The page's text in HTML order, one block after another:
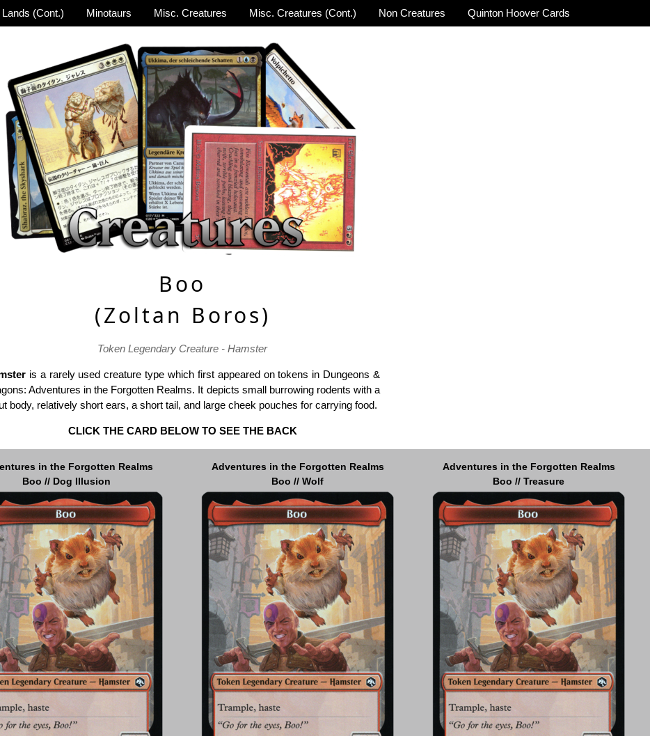
Lands (Cont.) Minotaurs Misc. Creatures Misc. Creatures (Cont.) Non Creatures Quinton Hoover Cards
Boo
(Zoltan Boros)
Token Legendary Creature - Hamster
is a rarely used creature type which first appeared on tokens in Dungeons &
Adventures in the Forgotten Realms. It depicts small burrowing rodents with a
body, relatively short ears, a short tail, and large cheek pouches for carrying food.
CLICK THE CARD BELOW TO SEE THE BACK
in the Forgotten Realms
Boo // Dog Illusion
in the Forgotten Realms
Dog Illusion // Boo
Adventures in the Forgotten Realms
Boo // Wolf
Adventures in the Forgotten Realms
Wolf // Boo
Adventures in the Forgotten Realms
Boo // Treasure
Adventures in the Forgotten Realms
Treasure // Boo